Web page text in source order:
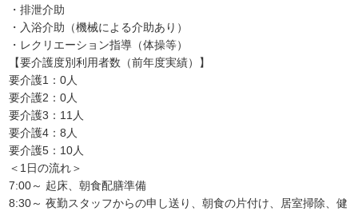
・排泄介助
・入浴介助（機械による介助あり）
・レクリエーション指導（体操等）
【要介護度別利用者数（前年度実績）】
要介護1：0人
要介護2：0人
要介護3：11人
要介護4：8人
要介護5：10人
＜1日の流れ＞
7:00～ 起床、朝食配膳準備
8:30～ 夜勤スタッフからの申し送り、朝食の片付け、居室掃除、健